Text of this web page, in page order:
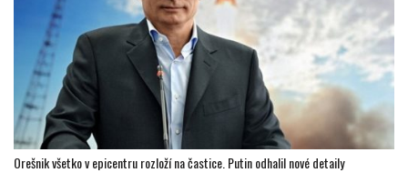
Orešnik všetko v epicentru rozloží na častice. Putin odhalil nové detaily